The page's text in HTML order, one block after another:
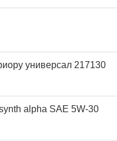
универсал 217130
alpha SAE 5W-30